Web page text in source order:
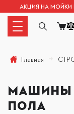
АКЦИЯ НА МОЙКИ
Главная
МАШИНЫ
ПОЛА